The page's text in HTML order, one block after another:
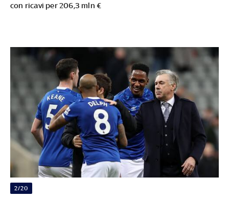
con ricavi per 206,3 mln €
2/20